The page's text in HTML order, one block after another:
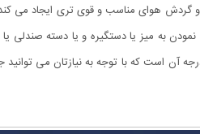
گردش هوای مناسب و قوی تری ایجاد می
به میز یا دستگیره و یا دسته صندلی